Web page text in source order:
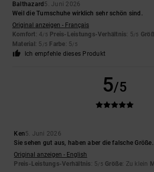
Balthazard 5. Juni 2026
Weil die Turnschuhe wirklich sehr schön sind.
Original anzeigen - Français
Komfort: 4/5 Preis-Leistungs-Verhältnis: 5/5
Material : 5 /5 Farbe: 5/5
Ich empfehle dieses Produkt
5/5
Ken5. Juni 2026
Sie sehen gut aus, haben aber die falsche Größe.
Original anzeigen - English
Preis-Leistungs-Verhältnis: 5/5 Größe: Zu klein